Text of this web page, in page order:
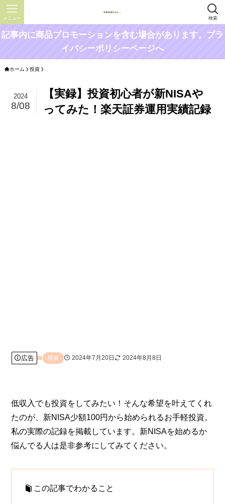
検索
メニュー
記事内に商品プロモーションを含む場合があります。プラ
イバシーポリシーページへ
ホーム 投資
【実録】投資初心者が新NISAや
ってみた！楽天証券運用実績記録
2024
8/08
広告 投資 2024年7月20日 2024年8月8日
低収入でも投資をしてみたい！そんな希望を叶えてくれ
たのが、新NISA少額100円から始められるお手軽投資。
私の実際の記録を掲載しています。新NISAを始めるか
悩んでる人は是非参考にしてみてください。
この記事でわかること